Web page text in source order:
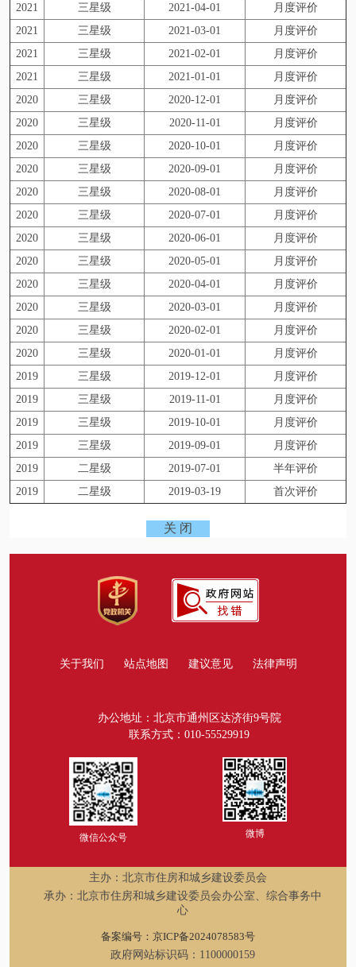
2021
三星级 2021-04-01
月度评价
2021
三星级 2021-03-01
月度评价
2021
三星级 2021-02-01
月度评价
2021
三星级 2021-01-01
月度评价
2020
三星级 2020-12-01
月度评价
2020
三星级 2020-11-01
月度评价
2020
三星级 2020-10-01
月度评价
2020
三星级 2020-09-01
月度评价
2020
三星级 2020-08-01
月度评价
2020
三星级 2020-07-01
月度评价
2020
三星级 2020-06-01
月度评价
2020
三星级 2020-05-01
月度评价
2020
三星级 2020-04-01
月度评价
2020
三星级 2020-03-01
月度评价
2020
三星级 2020-02-01
月度评价
2020
三星级 2020-01-01
月度评价
2019
三星级 2019-12-01
月度评价
2019
三星级 2019-11-01
月度评价
2019
三星级 2019-10-01
月度评价
2019
三星级 2019-09-01
月度评价
2019
二星级 2019-07-01
半年评价
2019
二星级 2019-03-19 首次评价
关于我们 站点地图 建议意见 法律声明
办公地址：北京市通州区达济街9号院
联系方式：010-55529919
微信公众号 微博
主办：北京市住房和城乡建设委员会
承办：北京市住房和城乡建设委员会办公室、综合事务中
心
备案编号：京ICP备2024078583号
政府网站标识码：1100000159